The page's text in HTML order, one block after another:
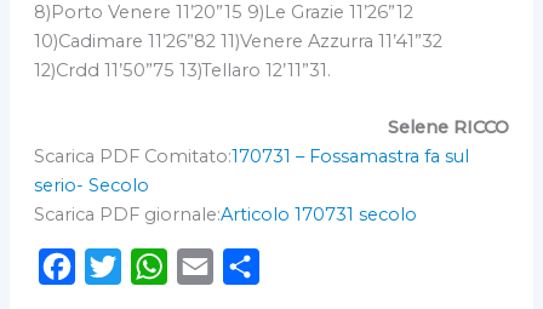
8)Porto Venere 11’20”15 9)Le Grazie 11’26”12
10)Cadimare 11’26”82 11)Venere Azzurra 11’41”32
12)Crdd 11’50”75 13)Tellaro 12’11”31.
Selene RICCO
Scarica PDF Comitato:170731 – Fossamastra fa sul
serio- Secolo
Scarica PDF giornale:Articolo 170731 secolo
W